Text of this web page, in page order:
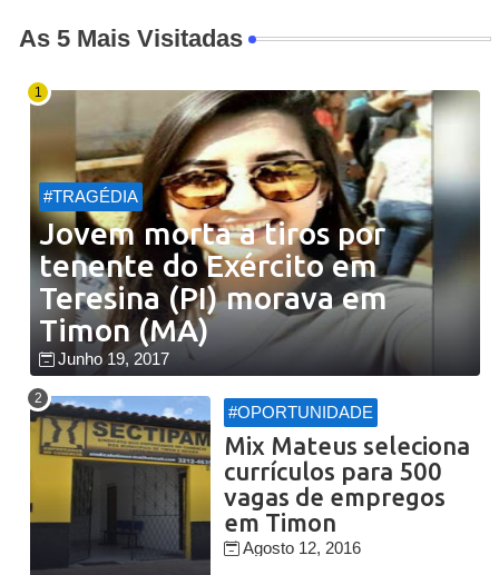
As 5 Mais Visitadas
#TRAGÉDIA
Jovem morta a tiros por
tenente do Exército em
Teresina (PI) morava em
Timon (MA)
Junho 19, 2017
#OPORTUNIDADE
Mix Mateus seleciona
currículos para 500
vagas de empregos
em Timon
Agosto 12, 2016